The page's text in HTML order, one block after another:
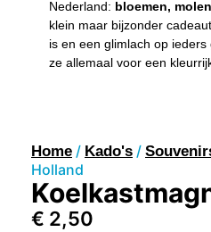
Nederland: bloemen,
klein maar bijzonder
is en een glimlach op
ze allemaal voor een
Home / Kado's /
Holland
€ 2,50